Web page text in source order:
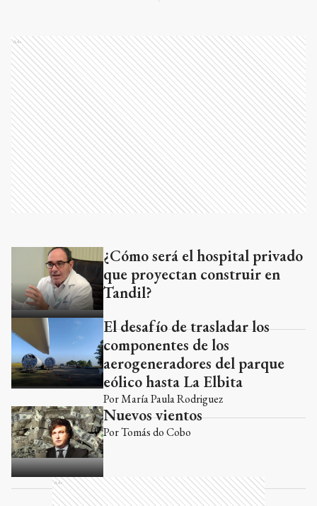
Ads
¿Cómo será el hospital privado
que proyectan construir en
Tandil?
El desafío de trasladar los
componentes de los
aerogeneradores del parque
eólico hasta La Elbita
PorMaría Paula Rodriguez
Nuevos vientos
PorTomás do Cobo
Ads